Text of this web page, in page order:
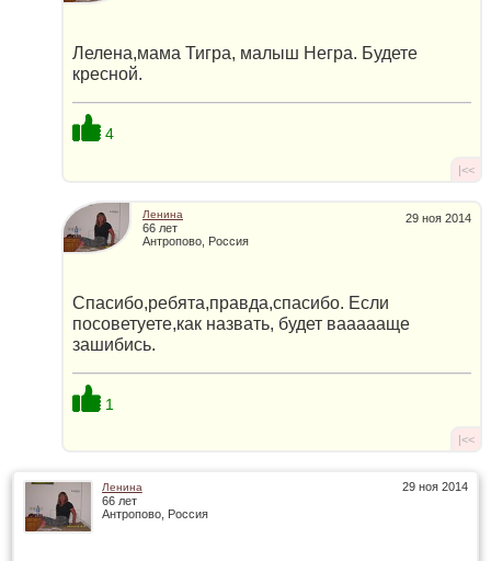
Лелена,мама Тигра, малыш Негра. Будете
кресной.
4
|<<
29 ноя 2014
Ленина
66 лет
Антропово, Россия
Спасибо,ребята,правда,спасибо. Если
посоветуете,как назвать, будет ваааааще
зашибись.
1
|<<
29 ноя 2014
Ленина
66 лет
Антропово, Россия